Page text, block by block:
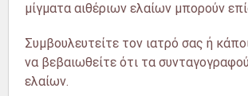
μίγματα αιθέριων ελαίων μπορούν
Συμβουλευτείτε τον ιατρό σας ή
να βεβαιωθείτε ότι τα
ελαίων.